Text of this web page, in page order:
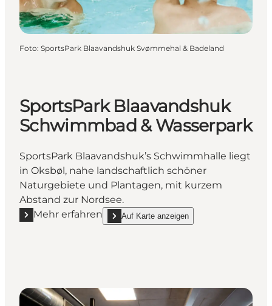
Foto: SportsPark Blaavandshuk Svømmehal & Badeland
SportsPark Blaavandshuk
Schwimmbad & Wasserpark
SportsPark Blaavandshuk’s Schwimmhalle liegt
in Oksbøl, nahe landschaftlich schöner
Naturgebiete und Plantagen, mit kurzem
Abstand zur Nordsee.
Mehr erfahren
Mehr erfahren "SportsPark Blaavandshuk
Auf Karte anzeigen
show SportsPark Blaavandshuk